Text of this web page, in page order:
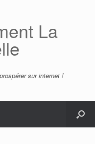
La
sur internet !